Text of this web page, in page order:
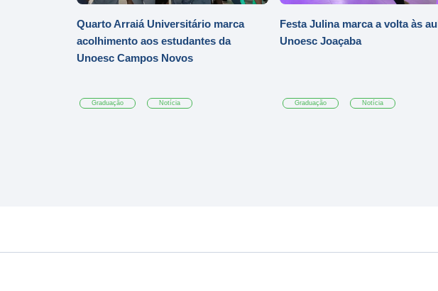
Quarto Arraiá Universitário marca
acolhimento aos estudantes da
Unoesc Campos Novos
Graduação Notícia
Festa Julina marca a volta às
Unoesc Joaçaba
Graduação Notícia